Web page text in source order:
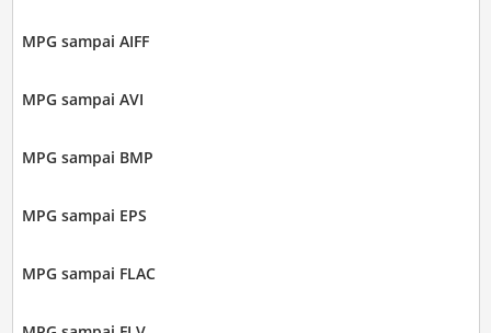
MPG sampai AIFF
MPG sampai AVI
MPG sampai BMP
MPG sampai EPS
MPG sampai FLAC